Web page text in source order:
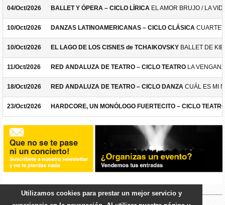
04/Oct/2026 BALLET Y ÓPERA – CICLO LÍRICA EL AMOR BRUJO / LA
10/Oct/2026 DANZAS LATINOAMERICANAS – CICLO CLÁSICA
10/Oct/2026 EL LAGO DE LOS CISNES de TCHAIKOVSKY BALLET DE
11/Oct/2026 RED ANDALUZA DE TEATRO – CICLO TEATRO LA
18/Oct/2026 RED ANDALUZA DE TEATRO – CICLO DANZA CUÁL ES MI
23/Oct/2026 HARDCORE, UN MONÓLOGO FUERTECITO – CICLO
Utilizamos cookies para prestar un mejor servicio y